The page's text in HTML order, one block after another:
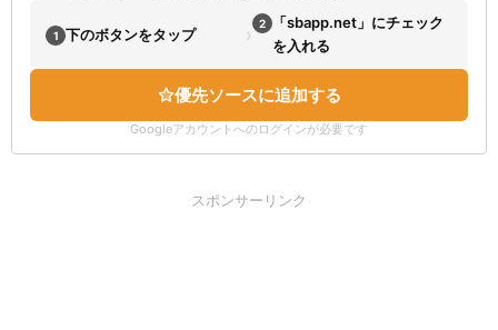
1 下のボタンをタップ › 2
「sbapp.net」にチェック
を入れる
優先ソースに追加する
Googleアカウントへのログインが必要です
スポンサーリンク